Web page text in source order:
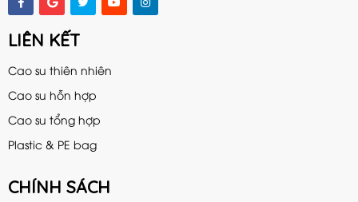
LIÊN KẾT
Cao su thiên nhiên
Cao su hỗn hợp
Cao su tổng hợp
Plastic & PE bag
CHÍNH SÁCH